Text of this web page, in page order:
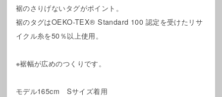
裾のさりげないタグがポイント。
裾のタグはOEKO-TEX® Standard 100 認定を受けたリサ
イクル糸を50％以上使用。
※裾幅が広めのつくりです。
モデル165cm Sサイズ着用